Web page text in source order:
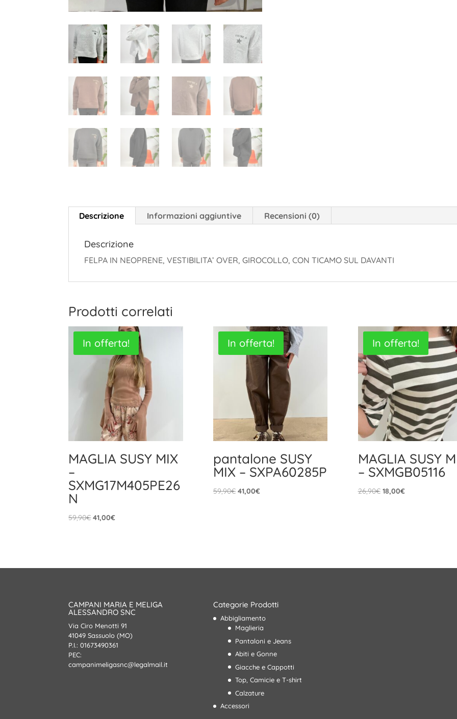
Descrizione Informazioni aggiuntive Recensioni (0)
Descrizione
FELPA IN NEOPRENE, VESTIBILITA’ OVER, GIROCOLLO, CON TICAMO SUL DAVANTI
Prodotti correlati
In offerta!
MAGLIA SUSY MIX
–
SXMG17M405PE26
N
59,90€Il
41,00€Il
In offerta!
pantalone SUSY
MIX – SXPA60285P
59,90€ Il
41,00€Il
In offerta!
MAGLIA SUSY
– SXMGB05116
26,90€ Il
18,00€Il
CAMPANI MARIA E MELIGA
ALESSANDRO SNC
Via Ciro Menotti 91
41049 Sassuolo (MO)
P.I.: 01673490361
PEC:
campanimeligasnc@legalmail.it
Categorie Prodotti
Abbigliamento
Maglieria
Pantaloni e Jeans
Abiti e Gonne
Giacche e Cappotti
Top, Camicie e T-shirt
Calzature
Accessori